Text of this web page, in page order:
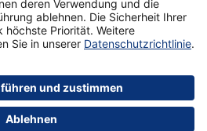
Sicherheit Impressum